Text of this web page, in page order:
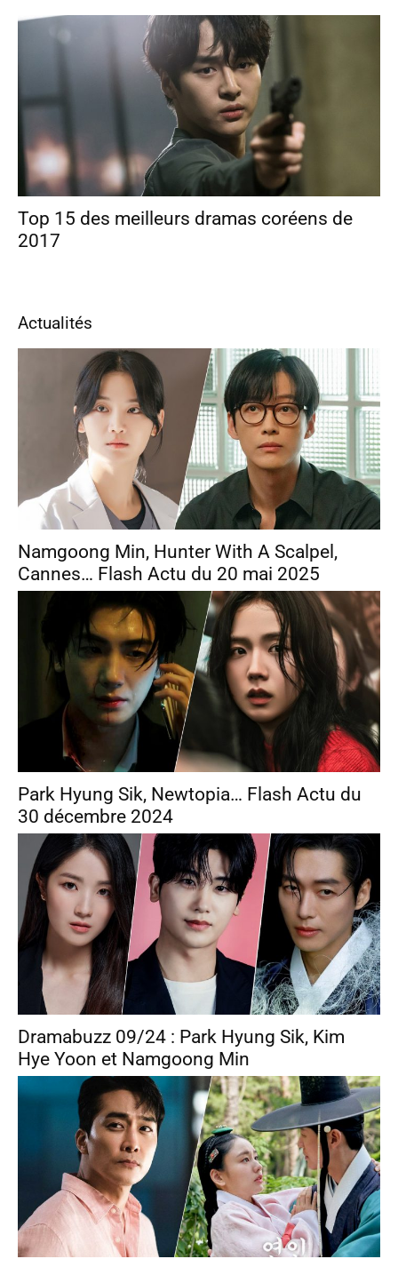
Top 15 des meilleurs dramas coréens de
2017
Actualités
Namgoong Min, Hunter With A Scalpel,
Cannes… Flash Actu du 20 mai 2025
Park Hyung Sik, Newtopia… Flash Actu du
30 décembre 2024
Dramabuzz 09/24 : Park Hyung Sik, Kim
Hye Yoon et Namgoong Min